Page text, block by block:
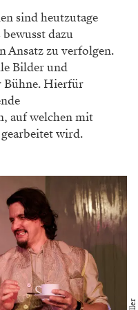
sind heutzutage
dazu
Ansatz zu verfolgen.
Bilder und
Bühne. Hierfür
auf welchen mit
wird.